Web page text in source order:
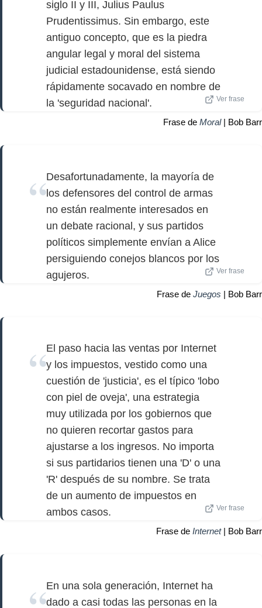
siglo II y III, Julius Paulus
Prudentissimus. Sin embargo, este
antiguo concepto, que es la piedra
angular legal y moral del sistema
judicial estadounidense, está siendo
rápidamente socavado en nombre de
la 'seguridad nacional'.
Ver frase
Frase de Moral| Bob Barr
Desafortunadamente, la mayoría de
los defensores del control de armas
no están realmente interesados en
un debate racional, y sus partidos
políticos simplemente envían a Alice
persiguiendo conejos blancos por los
agujeros.
Ver frase
Frase de Juegos | Bob Barr
El paso hacia las ventas por Internet
y los impuestos, vestido como una
cuestión de 'justicia', es el típico 'lobo
con piel de oveja', una estrategia
muy utilizada por los gobiernos que
no quieren recortar gastos para
ajustarse a los ingresos. No importa
si sus partidarios tienen una 'D' o una
'R' después de su nombre. Se trata
de un aumento de impuestos en
ambos casos.
Ver frase
Frase de Internet| Bob Barr
En una sola generación, Internet ha
dado a casi todas las personas en la